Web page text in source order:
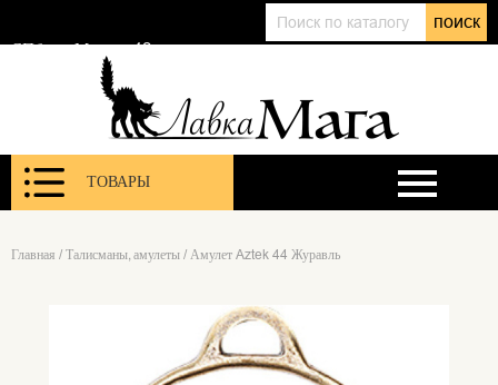
поиск
СПб, ул. Марата 12
ТОВАРЫ
Главная / Талисманы, амулеты / Амулет Aztek 44 Журавль